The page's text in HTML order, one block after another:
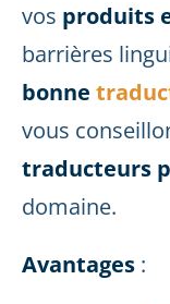
vos produits
barrières
bonne
vous
traducteurs
domaine.
Avantages :